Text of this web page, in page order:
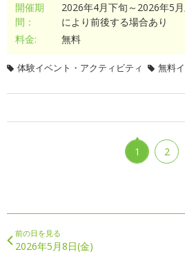
開催期
間：
2026年4月下旬～2026年5
により前後する場合あり
料金:
無料
体験イベント・アクティビティ 無料
1 2
前の日を見る
2026年5月8日(金)